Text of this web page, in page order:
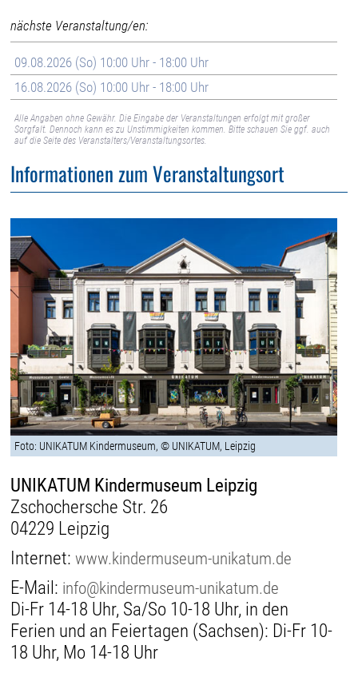
nächste Veranstaltung/en:
09.08.2026 (So) 10:00 Uhr - 18:00 Uhr
16.08.2026 (So) 10:00 Uhr - 18:00 Uhr
Alle Angaben ohne Gewähr. Die Eingabe der Veranstaltungen erfolgt mit großer
Sorgfalt. Dennoch kann es zu Unstimmigkeiten kommen. Bitte schauen Sie ggf. auch
auf die Seite des Veranstalters/Veranstaltungsortes.
Informationen zum Veranstaltungsort
Foto: UNIKATUM Kindermuseum, © UNIKATUM, Leipzig
UNIKATUM Kindermuseum Leipzig
Zschochersche Str. 26
04229 Leipzig
Internet:www.kindermuseum-unikatum.de
E-Mail: info@kindermuseum-unikatum.de
Di-Fr 14-18 Uhr, Sa/So 10-18 Uhr, in den
Ferien und an Feiertagen (Sachsen): Di-Fr 10-
18 Uhr, Mo 14-18 Uhr